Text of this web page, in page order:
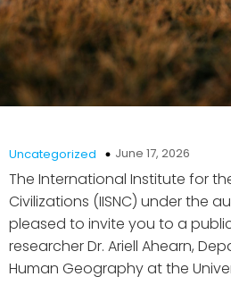
Uncategorized June 17, 2026
The International Institute for
Civilizations (IISNC) under the
pleased to invite you to a
researcher Dr. Ariell Ahearn,
Human Geography at the